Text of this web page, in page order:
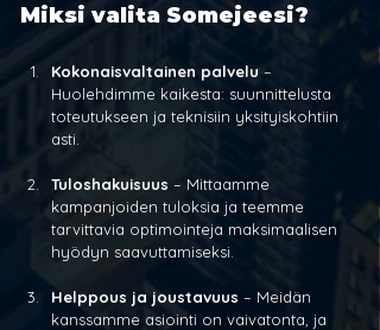
Miksi valita Somejeesi?
Kokonaisvaltainen palvelu –
Huolehdimme kaikesta: suunnittelusta
toteutukseen ja teknisiin yksityiskohtiin
asti.
Tuloshakuisuus – Mittaamme
kampanjoiden tuloksia ja teemme
tarvittavia optimointeja maksimaalisen
hyödyn saavuttamiseksi.
Helppous ja joustavuus – Meidän
kanssamme asiointi on vaivatonta, ja